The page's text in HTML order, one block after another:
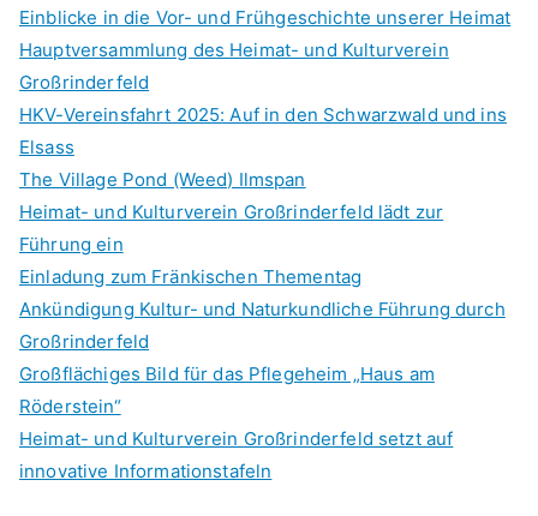
Einblicke in die Vor- und Frühgeschichte unserer Heimat
Hauptversammlung des Heimat- und Kulturverein
Großrinderfeld
HKV-Vereinsfahrt 2025: Auf in den Schwarzwald und ins
Elsass
The Village Pond (Weed) Ilmspan
Heimat- und Kulturverein Großrinderfeld lädt zur
Führung ein
Einladung zum Fränkischen Thementag
Ankündigung Kultur- und Naturkundliche Führung durch
Großrinderfeld
Großflächiges Bild für das Pflegeheim „Haus am
Röderstein“
Heimat- und Kulturverein Großrinderfeld setzt auf
innovative Informationstafeln